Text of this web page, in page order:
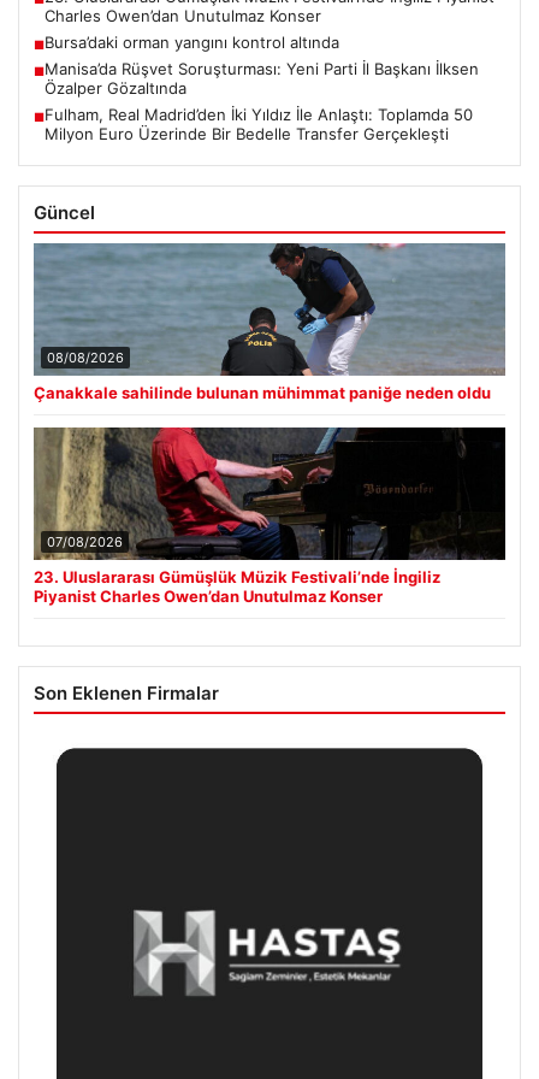
Charles Owen’dan Unutulmaz Konser
■Bursa’daki orman yangını kontrol altında
■Manisa’da Rüşvet Soruşturması: Yeni Parti İl Başkanı İlksen
Özalper Gözaltında
■Fulham, Real Madrid’den İki Yıldız İle Anlaştı: Toplamda 50
Milyon Euro Üzerinde Bir Bedelle Transfer Gerçekleşti
Güncel
08/08/2026
Çanakkale sahilinde bulunan mühimmat paniğe neden oldu
07/08/2026
23. Uluslararası Gümüşlük Müzik Festivali’nde İngiliz
Piyanist Charles Owen’dan Unutulmaz Konser
Son Eklenen Firmalar